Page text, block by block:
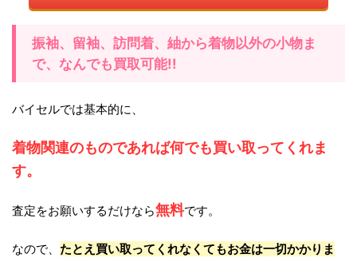
振袖、留袖、訪問着、紬から着物以外の小物ま
で、なんでも買取可能!!
バイセルでは基本的に、
着物関連のものであれば何でも買い取ってくれま
す。
査定をお願いするだけなら無料です。
なので、 たとえ買い取ってくれなくてもお金は一切かかりま